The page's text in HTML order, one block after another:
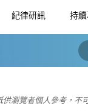
紀律研訊 持
瀏覽者個人參考，不